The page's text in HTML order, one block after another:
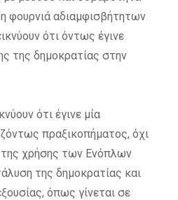
φουρνιά αδιαμφισβήτητων
ότι όντως έγινε
της δημοκρατίας στην
ότι έγινε μία
πραξικοπήματος, όχι
χρήσης των Ενόπλων
της δημοκρατίας και
όπως γίνεται σε